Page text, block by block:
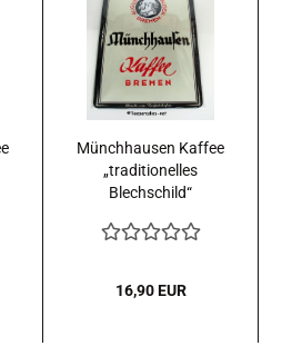
Münchhausen Kaffee
„traditionelles
Blechschild“
16,90 EUR